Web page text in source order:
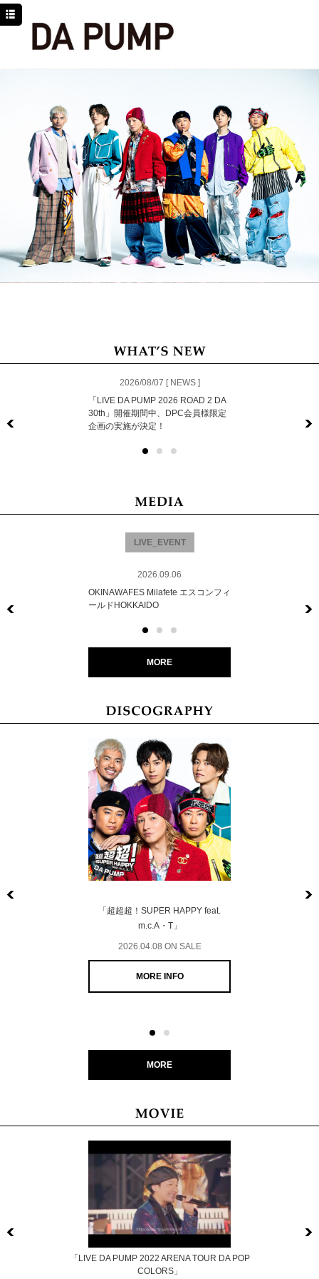
2026/08/07 [ NEWS ]
「LIVE DA PUMP 2026 ROAD 2 DA
30th」開催期間中、DPC会員様限定
企画の実施が決定！
LIVE_EVENT
2026.09.06
OKINAWAFES Milafete エスコンフィ
ールドHOKKAIDO
MORE
「超超超！SUPER HAPPY feat.
m.c.A・T」
2026.04.08 ON SALE
MORE INFO
MORE
「LIVE DA PUMP 2022 ARENA TOUR DA POP
COLORS」
NEWS
PROFILE
MOVIE
LINE
YouTube
BLOG
Facebook
Twitter
DPC